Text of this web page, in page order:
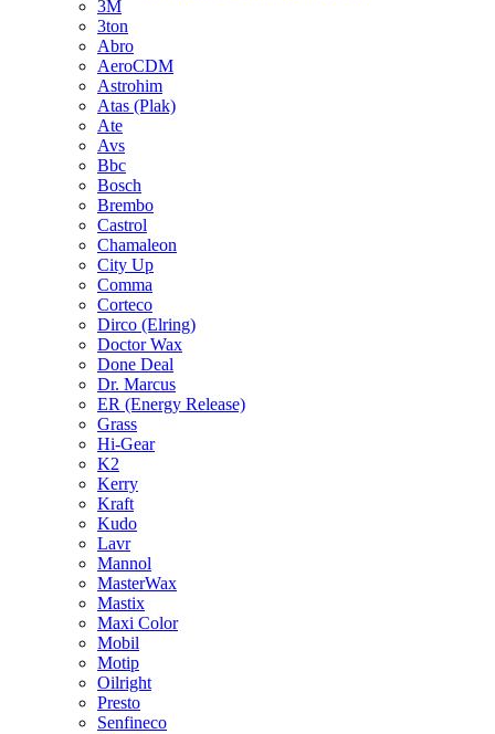
3M
3ton
Abro
AeroCDM
Astrohim
Atas (Plak)
Ate
Avs
Bbc
Bosch
Brembo
Castrol
Chamaleon
City Up
Comma
Corteco
Dirco (Elring)
Doctor Wax
Done Deal
Dr. Marcus
ER (Energy Release)
Grass
Hi-Gear
K2
Kerry
Kraft
Kudo
Lavr
Mannol
MasterWax
Mastix
Maxi Color
Mobil
Motip
Oilright
Presto
Senfineco